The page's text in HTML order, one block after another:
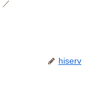
hiserv